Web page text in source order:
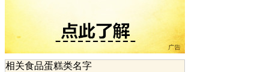
相关食品蛋糕类名字